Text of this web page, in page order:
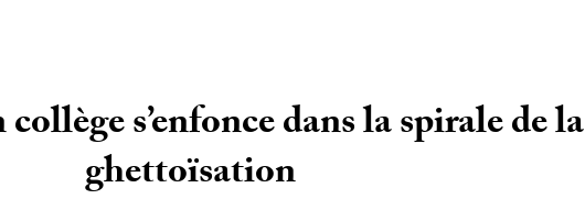
s’enfonce dans la spirale de la
ghettoïsation